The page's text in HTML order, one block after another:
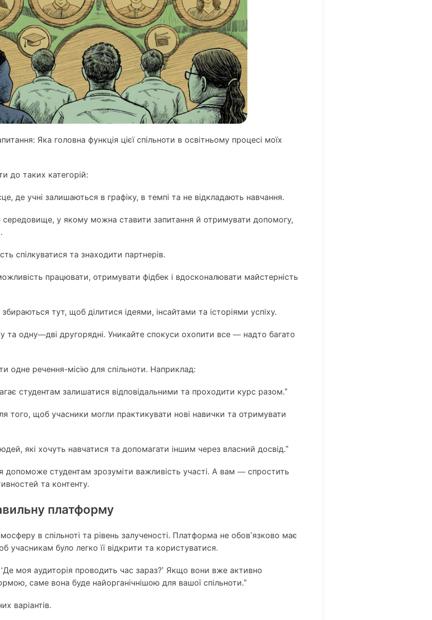
Яка головна функція цієї спільноти в освітньому процесі моїх
до таких категорій:
де учні залишаються в графіку, в темпі та не відкладають навчання.
середовище, у якому можна ставити запитання й отримувати допомогу,
спілкуватися та знаходити партнерів.
працювати, отримувати фідбек і вдосконалювати майстерність
тут, щоб ділитися ідеями, інсайтами та історіями успіху.
та одну—дві другорядні. Уникайте спокуси охопити все — надто багато
одне речення-місію для спільноти. Наприклад:
студентам залишатися відповідальними та проходити курс разом.”
того, щоб учасники могли практикувати нові навички та отримувати
які хочуть навчатися та допомагати іншим через власний досвід.”
допоможе студентам зрозуміти важливість участі. А вам — спростить
та контенту.
платформу
в спільноті та рівень залученості. Платформа не обов’язково має
було легко її відкрити та користуватися.
моя аудиторія проводить час зараз?’ Якщо вони вже активно
саме вона буде найорганічнішою для вашої спільноти.”
варіантів.